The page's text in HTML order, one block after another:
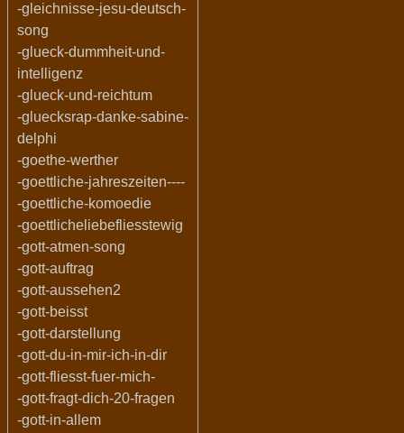
-gleichnisse-jesu-deutsch-
song
-glueck-dummheit-und-
intelligenz
-glueck-und-reichtum
-gluecksrap-danke-sabine-
delphi
-goethe-werther
-goettliche-jahreszeiten----
-goettliche-komoedie
-goettlicheliebefliesstewig
-gott-atmen-song
-gott-auftrag
-gott-aussehen2
-gott-beisst
-gott-darstellung
-gott-du-in-mir-ich-in-dir
-gott-fliesst-fuer-mich-
-gott-fragt-dich-20-fragen
-gott-in-allem